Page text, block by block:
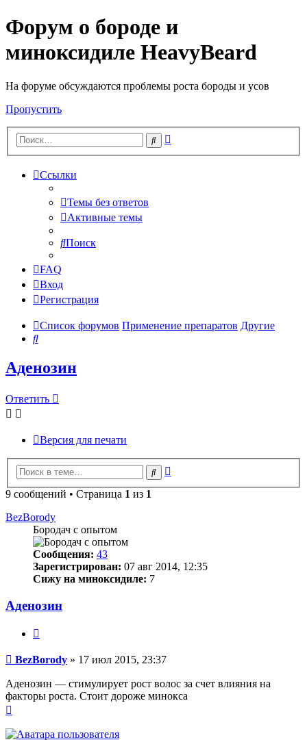
Форум о бороде и
миноксидиле HeavyBeard
На форуме обсуждаются проблемы роста бороды и усов
Пропустить
Поиск
Ссылки
Темы без ответов
Активные темы
Поиск
FAQ
Вход
Регистрация
Список форумов Применение препаратов Другие
Поиск
Аденозин
Ответить
Версия для печати
Поиск
9 сообщений • Страница 1 из 1
BezBorody
Бородач с опытом
Сообщения: 43
Зарегистрирован: 07 авг 2014, 12:35
Сижу на миноксидиле: 7
Аденозин
Сообщение
BezBorody » 17 июл 2015, 23:37
Аденозин — стимулирует рост волос за счет влияния на
факторы роста. Стоит дороже минокса
началу